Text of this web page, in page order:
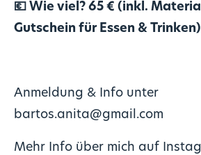
💶 Wie viel? 65 € (inkl.
Gutschein für Essen & Trinken)
Anmeldung & Info unter
bartos.anita@gmail.com
Mehr Info über mich auf